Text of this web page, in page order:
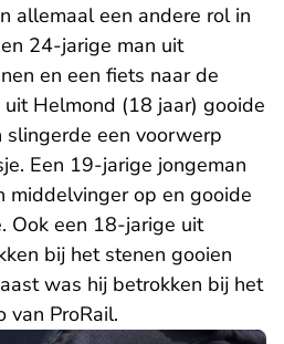
allemaal een andere rol in
24-jarige man uit
en een fiets naar de
Helmond (18 jaar) gooide
slingerde een voorwerp
Een 19-jarige jongeman
middelvinger op en gooide
Ook een 18-jarige uit
bij het stenen gooien
was hij betrokken bij het
van ProRail.